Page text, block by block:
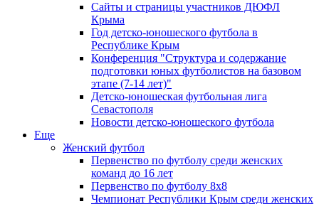
Сайты и страницы участников ДЮФЛ
Крыма
Год детско-юношеского футбола в
Республике Крым
Конференция "Структура и содержание
подготовки юных футболистов на базовом
этапе (7-14 лет)"
Детско-юношеская футбольная лига
Севастополя
Новости детско-юношеского футбола
Еще
Женский футбол
Первенство по футболу среди женских
команд до 16 лет
Первенство по футболу 8х8
Чемпионат Республики Крым среди женских